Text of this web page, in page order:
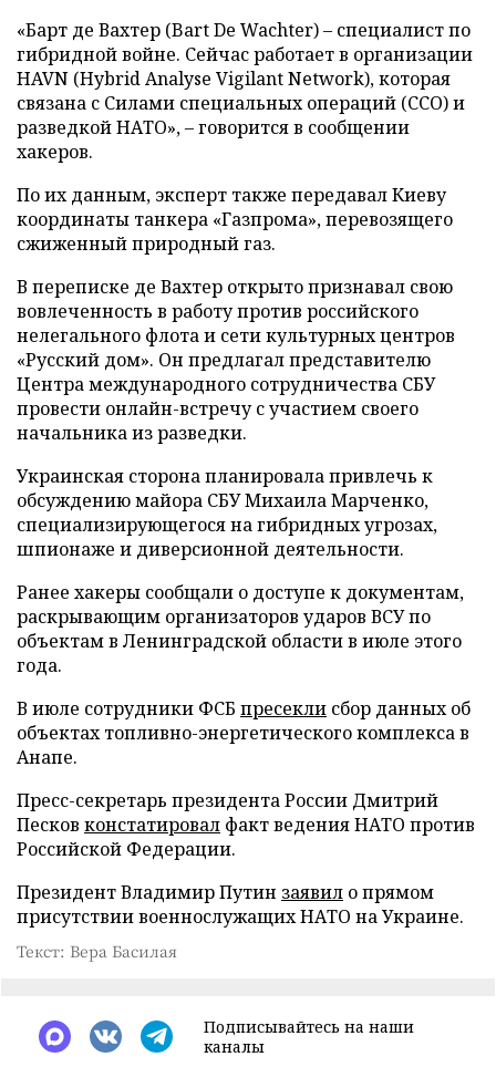
«Барт де Вахтер (Bart De Wachter) – специалист по
гибридной войне. Сейчас работает в организации
HAVN (Hybrid Analyse Vigilant Network), которая
связана с Силами специальных операций (ССО) и
разведкой НАТО», – говорится в сообщении
хакеров.
По их данным, эксперт также передавал Киеву
координаты танкера «Газпрома», перевозящего
сжиженный природный газ.
В переписке де Вахтер открыто признавал свою
вовлеченность в работу против российского
нелегального флота и сети культурных центров
«Русский дом». Он предлагал представителю
Центра международного сотрудничества СБУ
провести онлайн-встречу с участием своего
начальника из разведки.
Украинская сторона планировала привлечь к
обсуждению майора СБУ Михаила Марченко,
специализирующегося на гибридных угрозах,
шпионаже и диверсионной деятельности.
Ранее хакеры сообщали о доступе к документам,
раскрывающим организаторов ударов ВСУ по
объектам в Ленинградской области в июле этого
года.
В июле сотрудники ФСБ пресекли сбор данных об
объектах топливно-энергетического комплекса в
Анапе.
Пресс-секретарь президента России Дмитрий
Песков констатировал факт ведения НАТО против
Российской Федерации.
Президент Владимир Путин заявил о прямом
присутствии военнослужащих НАТО на Украине.
Текст: Вера Басилая
Подписывайтесь на наши
каналы